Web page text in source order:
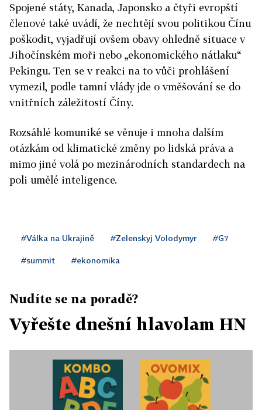
Spojené státy, Kanada, Japonsko a čtyři evropští
členové také uvádí, že nechtějí svou politikou Čínu
poškodit, vyjadřují ovšem obavy ohledně situace v
Jihočínském moři nebo „ekonomického nátlaku“
Pekingu. Ten se v reakci na to vůči prohlášení
vymezil, podle tamní vlády jde o vměšování se do
vnitřních záležitostí Číny.
Rozsáhlé komuniké se věnuje i mnoha dalším
otázkám od klimatické změny po lidská práva a
mimo jiné volá po mezinárodních standardech na
poli umělé inteligence.
#Válka na Ukrajině #Zelenskyj Volodymyr #G7
#summit #ekonomika
Nudíte se na poradě?
Vyřešte dnešní hlavolam HN